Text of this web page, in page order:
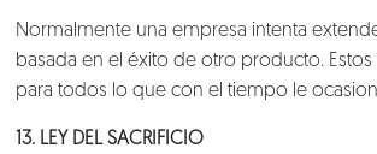
Normalmente una empresa intenta
basada en el éxito de otro producto.
para todos lo que con el tiempo le
13. LEY DEL SACRIFICIO